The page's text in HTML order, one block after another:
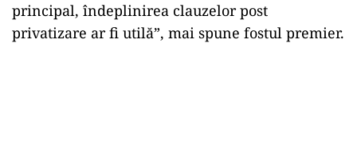
principal, îndeplinirea clauzelor post
privatizare ar fi utilă”, mai spune fostul premier.